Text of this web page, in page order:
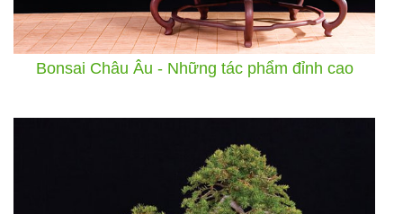
Bonsai Châu Âu - Những tác phẩm đỉnh cao